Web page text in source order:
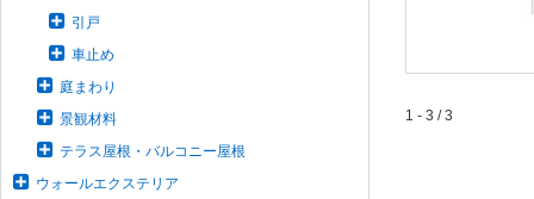
引戸
車止め
庭まわり
景観材料
テラス屋根・バルコニー屋根
ウォールエクステリア
1 - 3 / 3